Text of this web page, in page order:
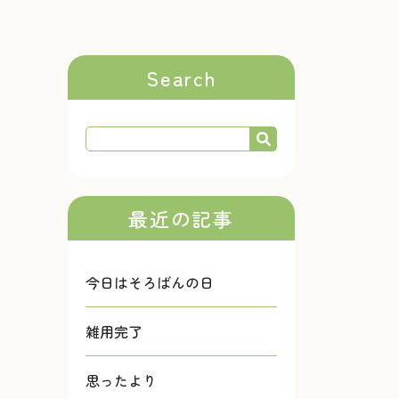
Search
最近の記事
今日はそろばんの日
雑用完了
思ったより